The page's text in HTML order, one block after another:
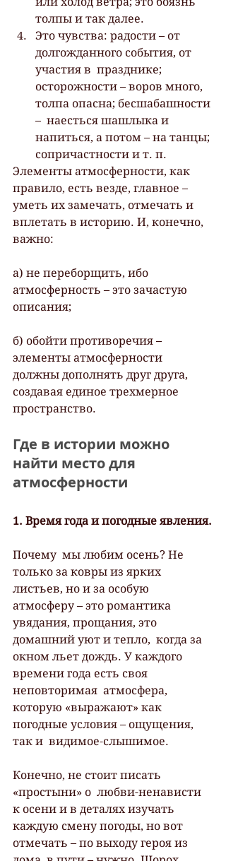
толпы и так далее.
Это чувства: радости – от
долгожданного события, от
участия в  празднике;
осторожности – воров много,
толпа опасна; бесшабашности
–  наесться шашлыка и
напиться, а потом – на танцы;
сопричастности и т. п.
Элементы атмосферности, как
правило, есть везде, главное –
уметь их замечать, отмечать и
вплетать в историю. И, конечно,
важно:
а) не переборщить, ибо
атмосферность – это зачастую
описания;
б) обойти противоречия –
элементы атмосферности
должны дополнять друг друга,
создавая единое трехмерное
пространство.
Где в истории можно
найти место для
атмосферности
1. Время года и погодные явления.
Почему  мы любим осень? Не
только за ковры из ярких
листьев, но и за особую
атмосферу – это романтика
увядания, прощания, это
домашний уют и тепло,  когда за
окном льет дождь. У каждого
времени года есть своя
неповторимая  атмосфера,
которую «выражают» как
погодные условия – ощущения,
так и  видимое-слышимое.
Конечно, не стоит писать
«простыни» о  любви-ненависти
к осени и в деталях изучать
каждую смену погоды, но вот
отмечать – по выходу героя из